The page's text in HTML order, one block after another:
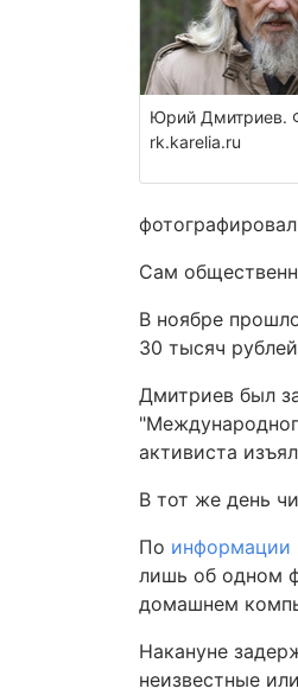
Юрий Дмитриев.
rk.karelia.ru
Сам
В ноябре
30 тысяч
Дмитриев был
активиста
В тот же день
По информации
лишь об одном
домашнем
Накануне
неизвестные